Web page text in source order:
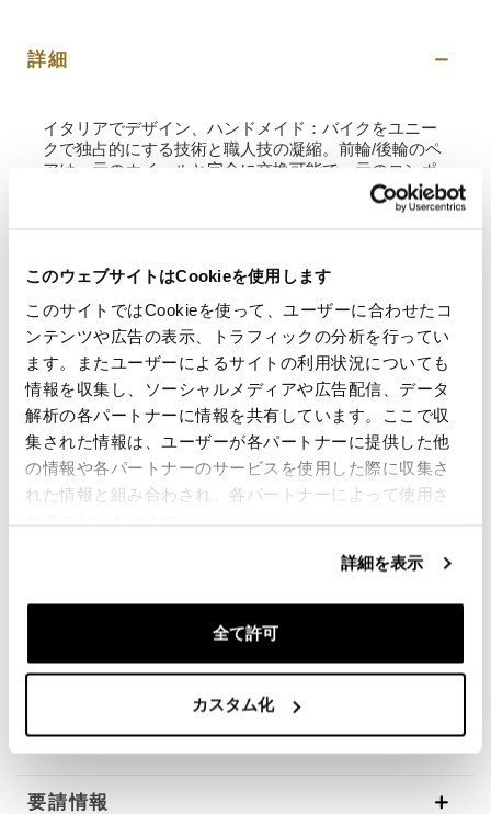
このウェブサイトはCookieを使用します
このサイトではCookieを使って、ユーザーに合わせたコ
ンテンツや広告の表示、トラフィックの分析を行ってい
ます。またユーザーによるサイトの利用状況についても
情報を収集し、ソーシャルメディアや広告配信、データ
解析の各パートナーに情報を共有しています。ここで収
集された情報は、ユーザーが各パートナーに提供した他
の情報や各パートナーのサービスを使用した際に収集さ
れた情報と組み合わされ、各パートナーによって使用さ
詳細を表示
全て許可
カスタム化
詳細
イタリアでデザイン、ハンドメイド：バイクをユニー
クで独占的にする技術と職人技の凝縮。前輪/後輪のペ
アは、元のホイールと完全に交換可能で、元のコンポ
ーネントを変更することなく標準のバイクと互換性が
あります。現在のブレーキディスク、オリジナルのフ
ソリッドCNCから機械加工されたアルミニウムハブ
（6082-T6）（マットブラックカラー）
アルミリム（マットブラックカラー）
スポーク24ステンレス鋼304シルバー
リムチャンネル：
前面350x17（ETRTO欧州法に準拠したプロファイル）
リア550x17（ヨーロッパのETRTO規制に準拠したプロ
ファイル）
のコピーと注文番号をinfo@unitgarage.comに送信して
NBご要望に応じて、任意の色のホイールを作ることが
製品を詳細に改善しています。画像は以前のバージョ
ンを参照している場合があります。
要請情報